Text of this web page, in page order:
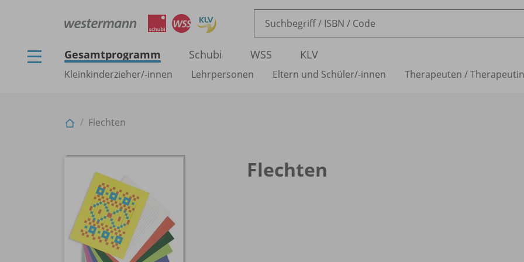
Gesamtprogramm Schubi WSS KLV
Kleinkinderzieher/-innen Lehrpersonen Eltern und Schüler/-innen Therapeuten /
Flechten
Flechten